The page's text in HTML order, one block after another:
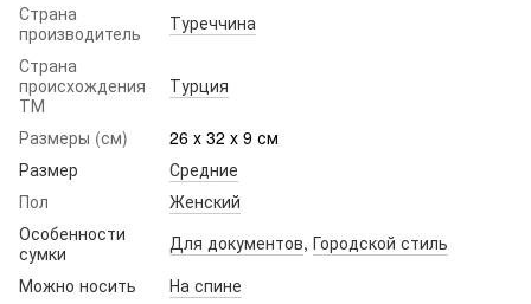
Страна
производитель
Туреччина
Страна
происхождения
ТМ
Турция
Размеры (см)
26 х 32 х 9 см
Размер
Средние
Пол
Женский
Особенности
сумки
Для документов, Городской стиль
Можно носить
На спине